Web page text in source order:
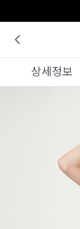
상세정보